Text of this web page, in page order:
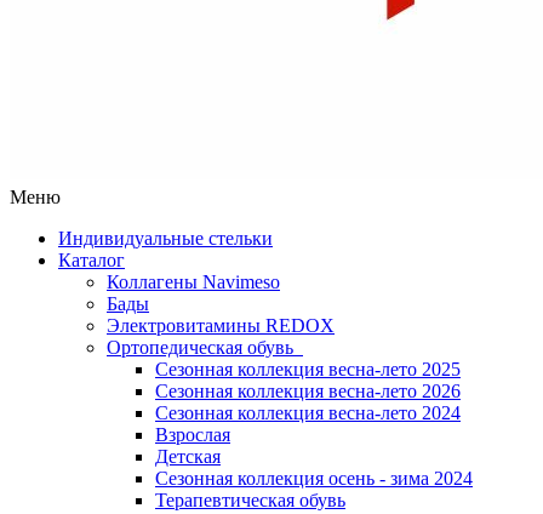
Меню
Индивидуальные стельки
Каталог
Коллагены Navimeso
Бады
Электровитамины REDOX
Ортопедическая обувь
Сезонная коллекция весна-лето 2025
Сезонная коллекция весна-лето 2026
Сезонная коллекция весна-лето 2024
Взрослая
Детская
Сезонная коллекция осень - зима 2024
Терапевтическая обувь